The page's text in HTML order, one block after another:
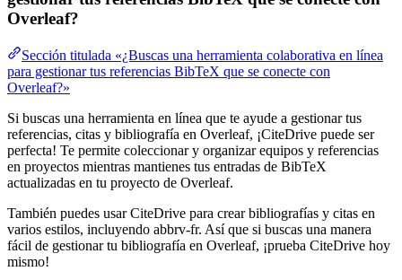
Overleaf?
Sección titulada «¿Buscas una herramienta colaborativa en línea
para gestionar tus referencias BibTeX que se conecte con
Overleaf?»
Si buscas una herramienta en línea que te ayude a gestionar tus
referencias, citas y bibliografía en Overleaf, ¡CiteDrive puede ser
perfecta! Te permite coleccionar y organizar equipos y referencias
en proyectos mientras mantienes tus entradas de BibTeX
actualizadas en tu proyecto de Overleaf.
También puedes usar CiteDrive para crear bibliografías y citas en
varios estilos, incluyendo abbrv-fr. Así que si buscas una manera
fácil de gestionar tu bibliografía en Overleaf, ¡prueba CiteDrive hoy
mismo!